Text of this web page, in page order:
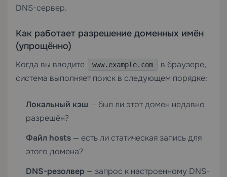
DNS-сервер.
Как работает разрешение доменных имён
(упрощённо)
Когда вы вводите www.example.com
в браузере,
система выполняет поиск в следующем порядке:
Локальный кэш — был ли этот домен недавно
разрешён?
Файл hosts — есть ли статическая запись для
этого домена?
DNS-резолвер — запрос к настроенному DNS-